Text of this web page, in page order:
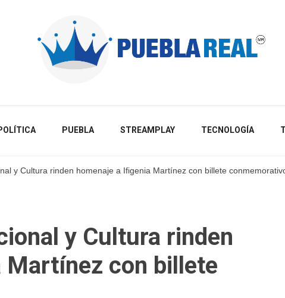
PUEBLA STREAMPLAY TECNOLOGÍA
y Cultura rinden homenaje a Ifigenia Martínez con billete
y Cultura rinden
Martínez con billete